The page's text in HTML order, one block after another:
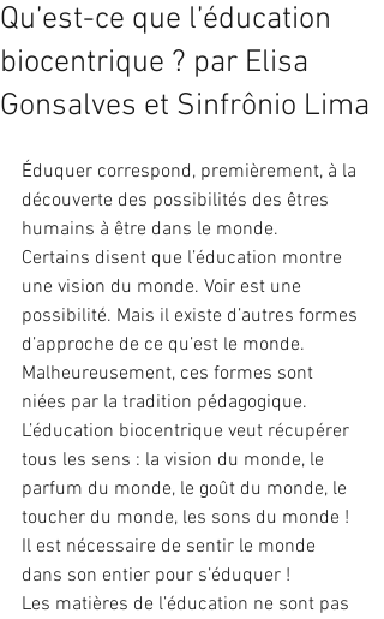
Qu’est-ce que l’éducation
biocentrique ? par Elisa
Gonsalves et Sinfrônio Lima
Éduquer correspond, premièrement, à la
découverte des possibilités des êtres
humains à être dans le monde.
Certains disent que l’éducation montre
une vision du monde. Voir est une
possibilité. Mais il existe d’autres formes
d’approche de ce qu’est le monde.
Malheureusement, ces formes sont
niées par la tradition pédagogique.
L’éducation biocentrique veut récupérer
tous les sens : la vision du monde, le
parfum du monde, le goût du monde, le
toucher du monde, les sons du monde !
Il est nécessaire de sentir le monde
dans son entier pour s’éduquer !
Les matières de l’éducation ne sont pas